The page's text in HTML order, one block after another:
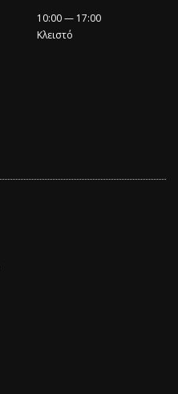
10:00 — 17:00
Κλειστό